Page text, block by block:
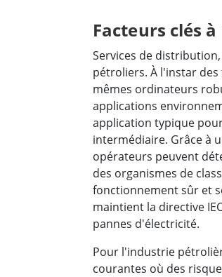
Facteurs clés
Services de
pétroliers. À l'instar
mêmes ordinateurs
applications
application typique
intermédiaire. Grâce à
opérateurs peuvent
des organismes de
fonctionnement sûr et
maintient la directive
pannes d'électricité.
Pour l'industrie
courantes où des